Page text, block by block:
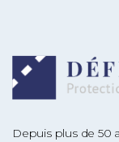
Depuis plus de 50